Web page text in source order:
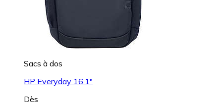
Sacs à dos
HP Everyday 16.1"
Dès